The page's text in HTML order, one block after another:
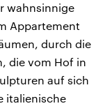
wahnsinnige
Appartement
durch die
die vom Hof in
auf sich
italienische